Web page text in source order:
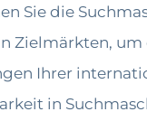
Sie die
Zielmärkten, um
Ihrer
in